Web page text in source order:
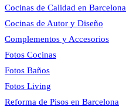
Cocinas de Calidad en Barcelona
Cocinas de Autor y Diseño
Complementos y Accesorios
Fotos Cocinas
Fotos Baños
Fotos Living
Reforma de Pisos en Barcelona